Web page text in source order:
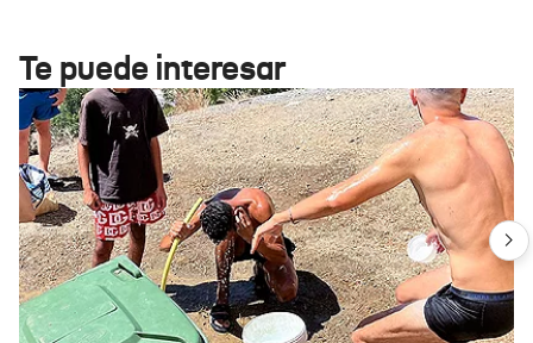
Te puede interesar